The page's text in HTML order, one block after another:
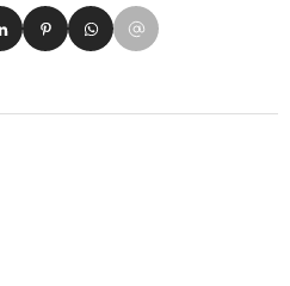
su Xsu LinkedIn
Condividi su Pinterest
Condividi su WhatsApp
Condividi su Email